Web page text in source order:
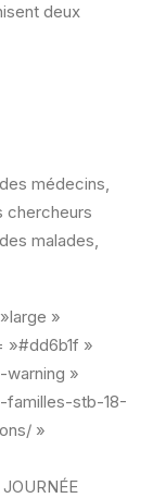
deux
médecins,
chercheurs
malades,
»
»#dd6b1f »
»
familles-stb-18-
»